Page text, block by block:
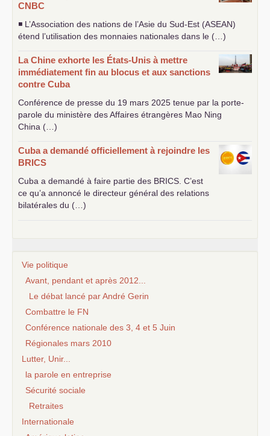
CNBC
◾ L’Association des nations de l’Asie du Sud-Est (ASEAN)
étend l’utilisation des monnaies nationales dans le (…)
La Chine exhorte les États-Unis à mettre
immédiatement fin au blocus et aux sanctions
contre Cuba
Conférence de presse du 19 mars 2025 tenue par la porte-
parole du ministère des Affaires étrangères Mao Ning
China (…)
Cuba a demandé officiellement à rejoindre les
BRICS
Cuba a demandé à faire partie des BRICS . C’est
ce qu’a annoncé le directeur général des relations
bilatérales du (…)
Vie politique
Avant, pendant et après 2012...
Le débat lancé par André Gerin
Combattre le FN
Conférence nationale des 3, 4 et 5 Juin
Régionales mars 2010
Lutter, Unir...
la parole en entreprise
Sécurité sociale
Retraites
Internationale